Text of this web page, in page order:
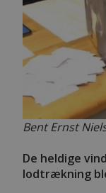
Bent Ernst
De heldige
lodtrækning